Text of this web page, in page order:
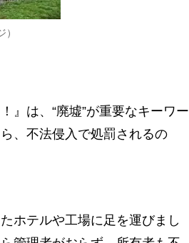
』は、“廃墟”が重要なキーワー
、不法侵入で処罰されるの
ホテルや工場に足を運びまし